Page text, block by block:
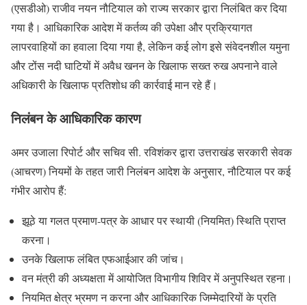
(एसडीओ) राजीव नयन नौटियाल को राज्य सरकार द्वारा निलंबित कर दिया
गया है। आधिकारिक आदेश में कर्तव्य की उपेक्षा और प्रक्रियागत
लापरवाहियों का हवाला दिया गया है, लेकिन कई लोग इसे संवेदनशील यमुना
और टोंस नदी घाटियों में अवैध खनन के खिलाफ सख्त रुख अपनाने वाले
अधिकारी के खिलाफ प्रतिशोध की कार्रवाई मान रहे हैं।
निलंबन के आधिकारिक कारण
अमर उजाला रिपोर्ट और सचिव सी. रविशंकर द्वारा उत्तराखंड सरकारी सेवक
(आचरण) नियमों के तहत जारी निलंबन आदेश के अनुसार, नौटियाल पर कई
गंभीर आरोप हैं:
झूठे या गलत प्रमाण-पत्र के आधार पर स्थायी (नियमित) स्थिति प्राप्त
करना।
उनके खिलाफ लंबित एफआईआर की जांच।
वन मंत्री की अध्यक्षता में आयोजित विभागीय शिविर में अनुपस्थित रहना।
नियमित क्षेत्र भ्रमण न करना और आधिकारिक जिम्मेदारियों के प्रति